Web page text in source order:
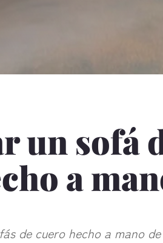
un sofá
a
de cuero hecho a mano